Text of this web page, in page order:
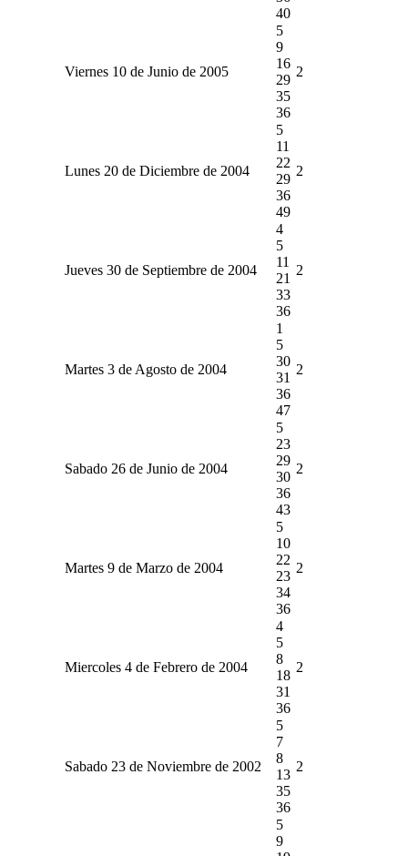
40
Viernes 10 de Junio de 2005
5
9
16
29
35
36
2
Lunes 20 de Diciembre de 2004
5
11
22
29
36
49
2
Jueves 30 de Septiembre de 2004
4
5
11
21
33
36
2
Martes 3 de Agosto de 2004
1
5
30
31
36
47
2
Sabado 26 de Junio de 2004
5
23
29
30
36
43
2
Martes 9 de Marzo de 2004
5
10
22
23
34
36
2
Miercoles 4 de Febrero de 2004
4
5
8
18
31
36
2
Sabado 23 de Noviembre de 2002
5
7
8
13
35
36
2
5
9